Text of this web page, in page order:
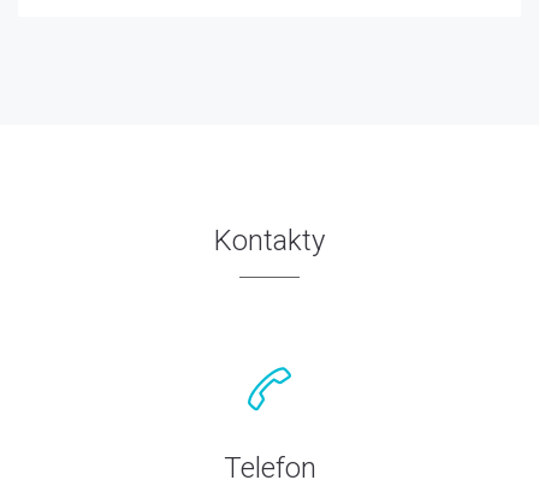
Kontakty
Telefon